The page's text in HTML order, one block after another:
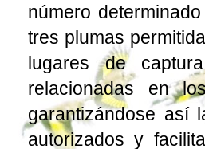
número
tres plumas
lugares de
relacionadas en
garantizándose así
autorizados y